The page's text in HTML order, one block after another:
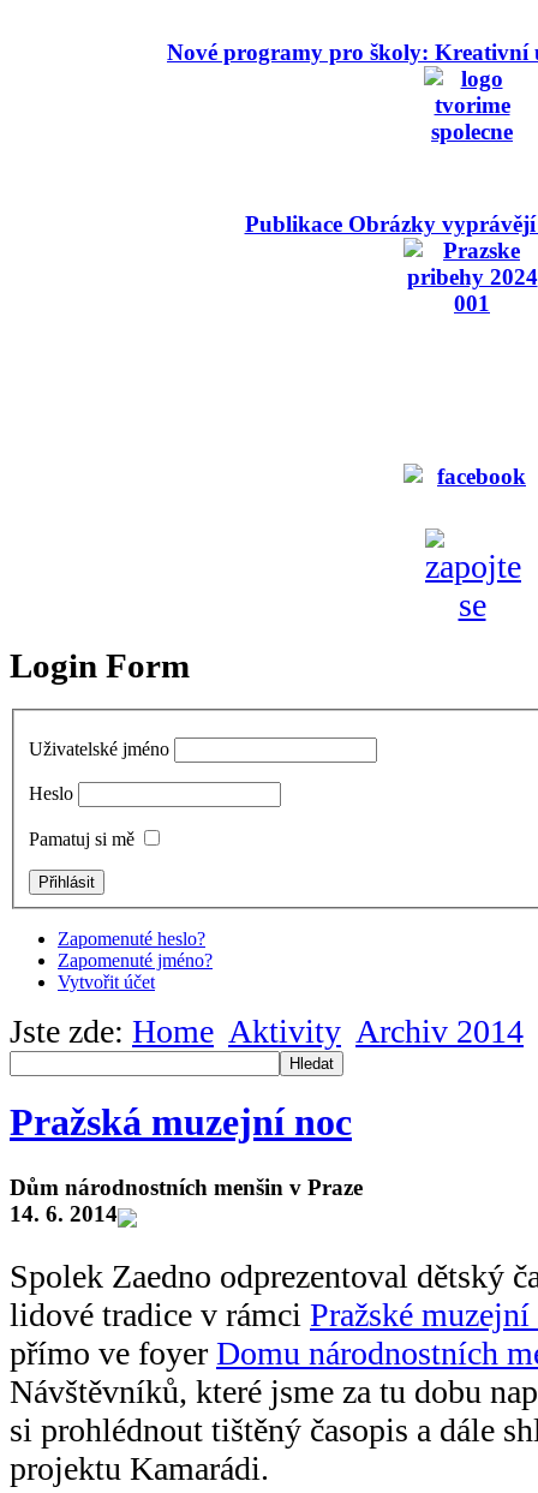
Nové programy pro školy: Kreativní
Publikace Obrázky
Login Form
Uživatelské jméno
Heslo
Pamatuj si mě
Zapomenuté heslo?
Zapomenuté jméno?
Vytvořit účet
Jste zde: Home Aktivity Archiv 2014
Hledat
Pražská muzejní noc
Dům národnostních menšin v Praze
14. 6. 2014
Spolek Zaedno odprezentoval dětský
lidové tradice v rámci Pražské
přímo ve foyer Domu národnostních
Návštěvníků, které jsme za tu dobu
si prohlédnout tištěný časopis a dále
projektu Kamarádi.